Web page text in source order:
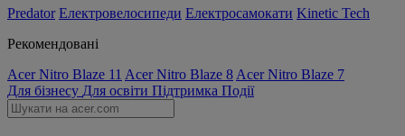
Predator Електровелосипеди Електросамокати Kinetic Tech
Рекомендовані
Acer Nitro Blaze 11 Acer Nitro Blaze 8 Acer Nitro Blaze 7
Для бізнесу Для освіти Підтримка Події